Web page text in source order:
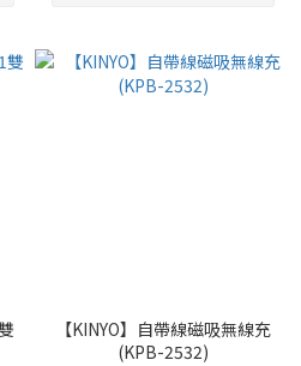
【KINYO】自帶線磁吸無線充
(KPB-2532)